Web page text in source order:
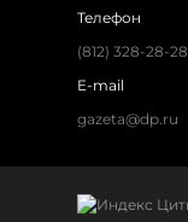
Телефон
(812) 328-28-28
E-mail
gazeta@dp.ru